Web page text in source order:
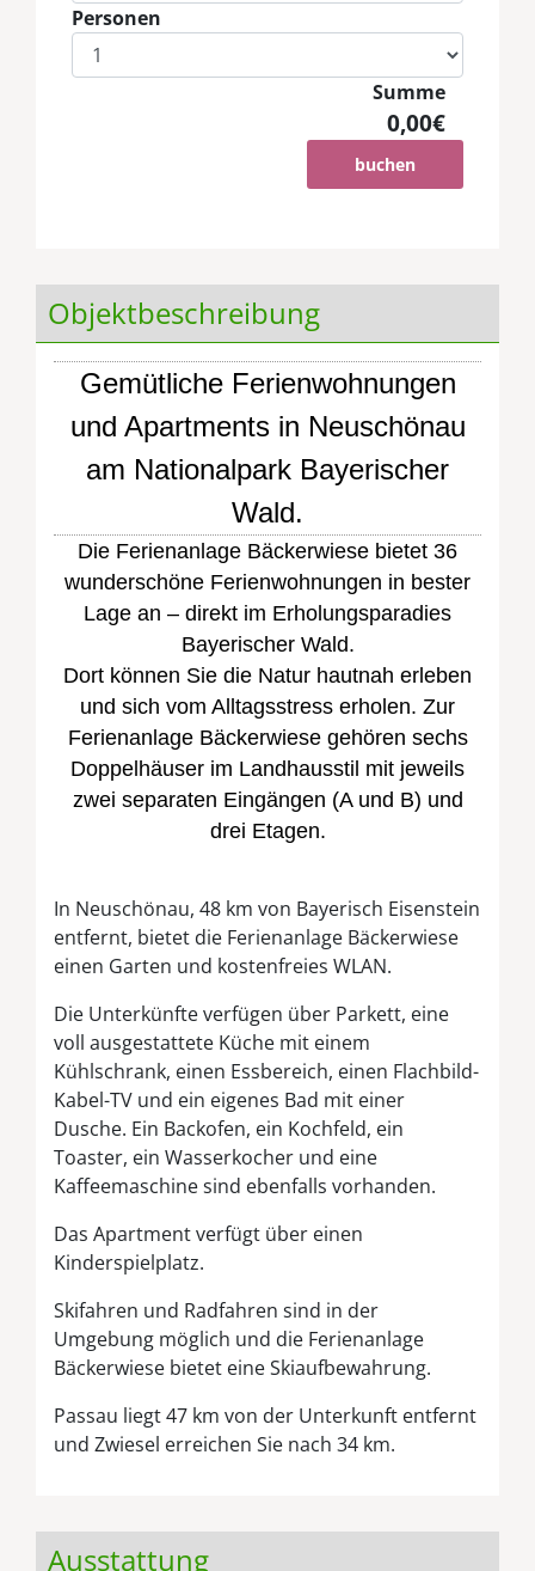
Personen
Summe
0,00€
buchen
Objektbeschreibung
Gemütliche Ferienwohnungen
und Apartments in Neuschönau
am Nationalpark Bayerischer
Wald.
Die Ferienanlage Bäckerwiese bietet 36
wunderschöne Ferienwohnungen in bester
Lage an – direkt im Erholungsparadies
Bayerischer Wald.
Dort können Sie die Natur hautnah erleben
und sich vom Alltagsstress erholen. Zur
Ferienanlage Bäckerwiese gehören sechs
Doppelhäuser im Landhausstil mit jeweils
zwei separaten Eingängen (A und B) und
drei Etagen.
In Neuschönau, 48 km von Bayerisch Eisenstein
entfernt, bietet die Ferienanlage Bäckerwiese
einen Garten und kostenfreies WLAN.
Die Unterkünfte verfügen über Parkett, eine
voll ausgestattete Küche mit einem
Kühlschrank, einen Essbereich, einen Flachbild-
Kabel-TV und ein eigenes Bad mit einer
Dusche. Ein Backofen, ein Kochfeld, ein
Toaster, ein Wasserkocher und eine
Kaffeemaschine sind ebenfalls vorhanden.
Das Apartment verfügt über einen
Kinderspielplatz.
Skifahren und Radfahren sind in der
Umgebung möglich und die Ferienanlage
Bäckerwiese bietet eine Skiaufbewahrung.
Passau liegt 47 km von der Unterkunft entfernt
und Zwiesel erreichen Sie nach 34 km.
Ausstattung